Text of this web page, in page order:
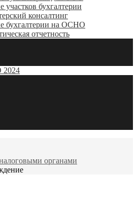
участков бухгалтерии
консалтинг
бухгалтерии на ОСНО
отчетность
2024
органами